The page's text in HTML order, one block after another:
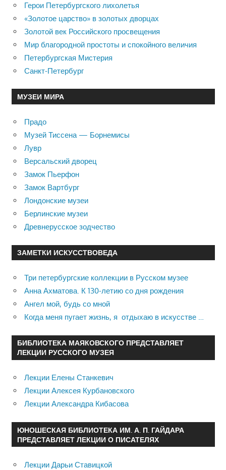
Герои Петербургского лихолетья
«Золотое царство» в золотых дворцах
Золотой век Российского просвещения
Мир благородной простоты и спокойного величия
Петербургская Мистерия
Санкт-Петербург
МУЗЕИ МИРА
Прадо
Музей Тиссена — Борнемисы
Лувр
Версальский дворец
Замок Пьерфон
Замок Вартбург
Лондонские музеи
Берлинские музеи
Древнерусское зодчество
ЗАМЕТКИ ИСКУССТВОВЕДА
Три петербургские коллекции в Русском музее
Анна Ахматова. К 130-летию со дня рождения
Ангел мой, будь со мной
Когда меня пугает жизнь, я отдыхаю в искусстве …
БИБЛИОТЕКА МАЯКОВСКОГО ПРЕДСТАВЛЯЕТ
ЛЕКЦИИ РУССКОГО МУЗЕЯ
Лекции Елены Станкевич
Лекции Алексея Курбановского
Лекции Александра Кибасова
ЮНОШЕСКАЯ БИБЛИОТЕКА ИМ. А. П. ГАЙДАРА
ПРЕДСТАВЛЯЕТ ЛЕКЦИИ О ПИСАТЕЛЯХ
Лекции Дарьи Ставицкой